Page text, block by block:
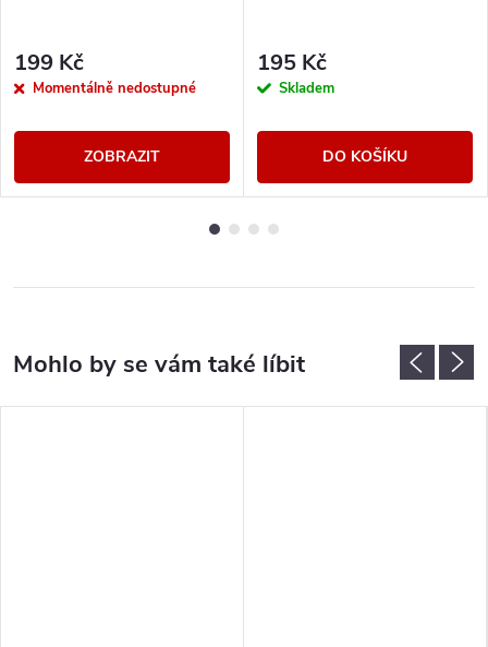
199 Kč
Momentálně nedostupné
ZOBRAZIT
195 Kč
Skladem
DO KOŠÍKU